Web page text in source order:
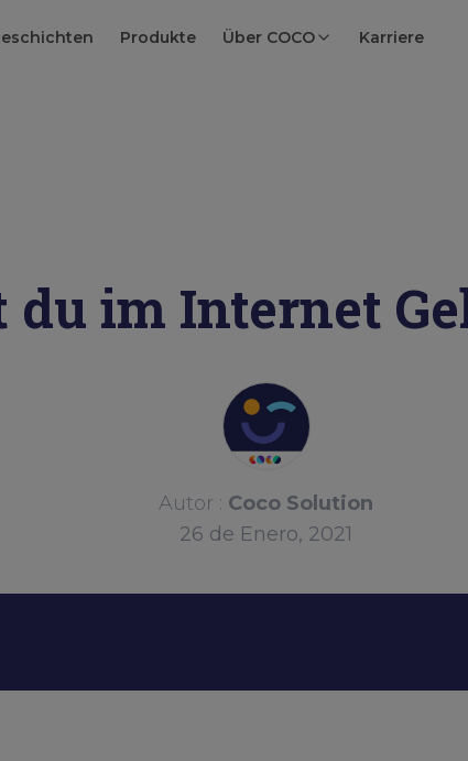
Produkte Über COCO Karriere
du im Internet
Autor : Coco Solution
26 de Enero, 2021